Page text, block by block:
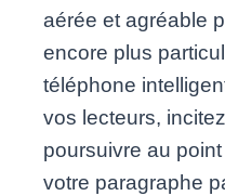
aérée et agréable
encore plus
téléphone
vos lecteurs,
poursuivre au
votre paragraphe